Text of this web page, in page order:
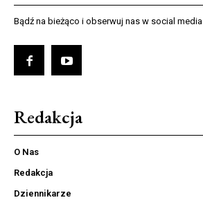
Bądź na bieżąco i obserwuj nas w social media
Redakcja
O Nas
Redakcja
Dziennikarze